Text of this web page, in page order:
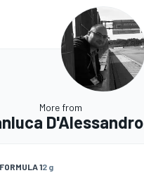
More from
D'Alessandro
FORMULA 12 g